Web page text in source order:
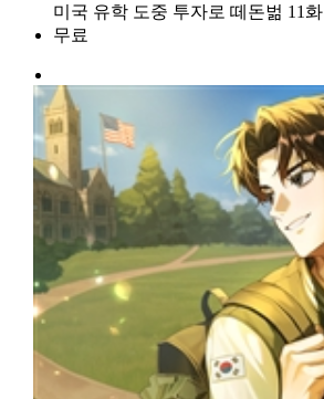
미국 유학 도중 투자로 떼돈벎 11화
무료